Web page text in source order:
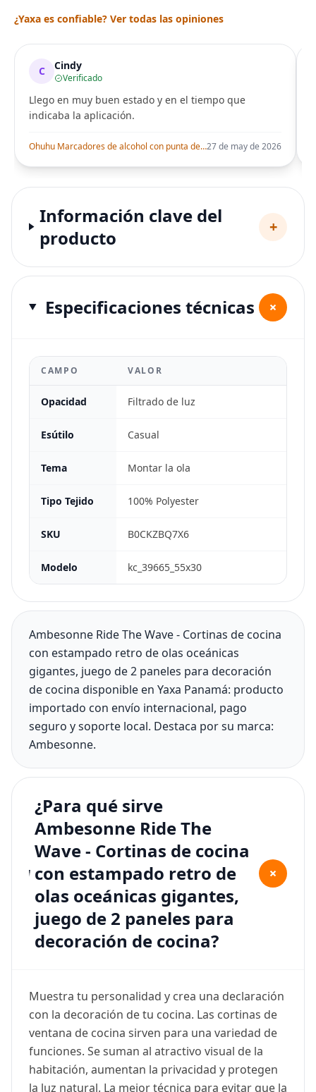
¿Yaxa es confiable? Ver todas las opiniones
C Cindy
Verificado
Llego en muy buen estado y en el tiempo que
indicaba la aplicación.
Ohuhu Marcadores de alcohol con punta de pincel – Juego de marcadores artísticos de doble punta con certificación AP para artistas adultos27 de may de 2026
Información clave del
producto
+
Especificaciones técnicas +
CAMPO VALOR
Opacidad Filtrado de luz
Esútilo Casual
Tema Montar la ola
Tipo Tejido 100% Polyester
SKU B0CKZBQ7X6
Modelo kc_39665_55x30
Ambesonne Ride The Wave - Cortinas de cocina
con estampado retro de olas oceánicas
gigantes, juego de 2 paneles para decoración
de cocina disponible en Yaxa Panamá: producto
importado con envío internacional, pago
seguro y soporte local. Destaca por su marca:
Ambesonne.
¿Para qué sirve
Ambesonne Ride The
Wave - Cortinas de cocina
con estampado retro de
olas oceánicas gigantes,
juego de 2 paneles para
decoración de cocina?
+
Muestra tu personalidad y crea una declaración
con la decoración de tu cocina. Las cortinas de
ventana de cocina sirven para una variedad de
funciones. Se suman al atractivo visual de la
habitación, aumentan la privacidad y protegen
la luz natural. La mejor técnica para evitar que la